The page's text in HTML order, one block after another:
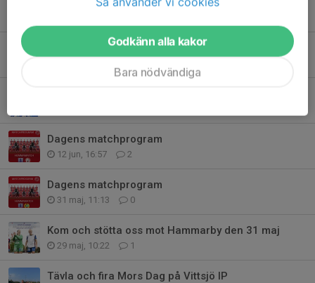
Träningsmatch lördag 18 juli
Dagens matchprogram
12 jun, 16:57 2
Dagens matchprogram
31 maj, 11:13 0
Kom och stötta oss mot Hammarby den 31 maj
29 maj, 10:22 1
Tävla och fira Mors Dag på Vittsjö IP
Godkänn alla kakor
Bara nödvändiga